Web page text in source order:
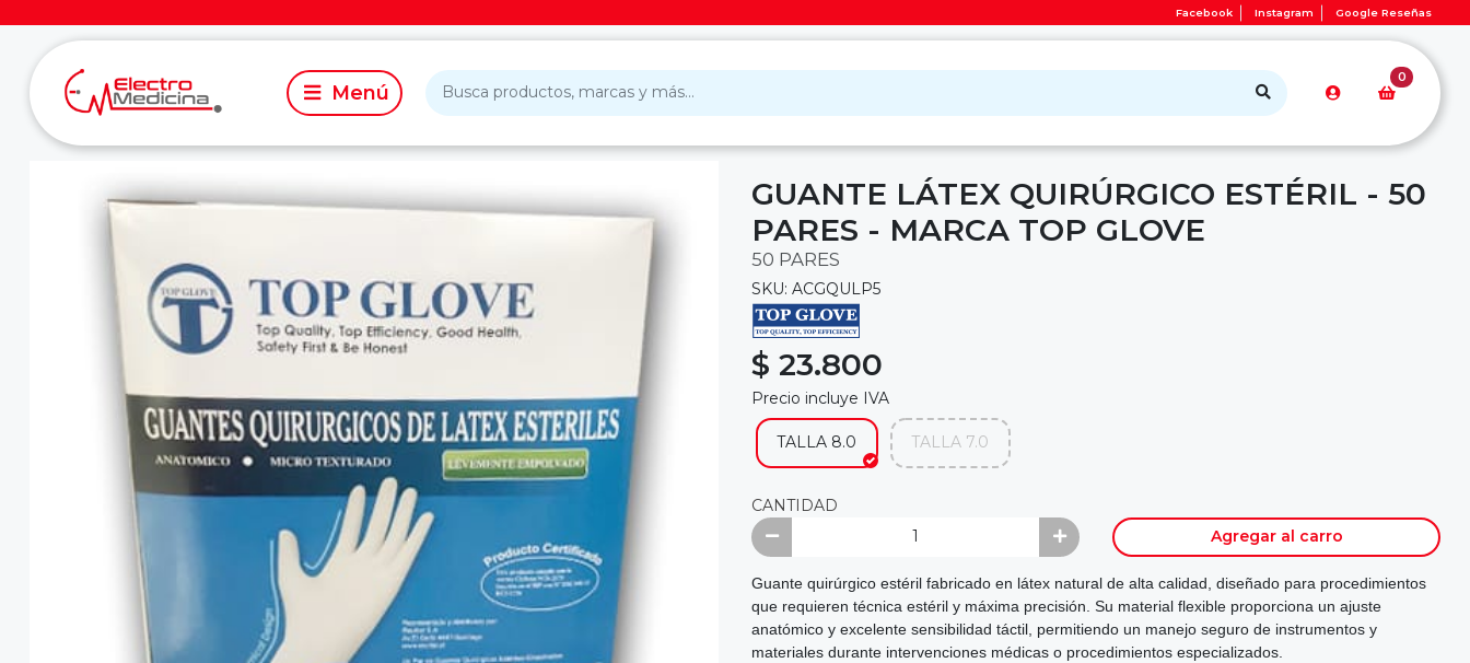
Facebook Instagram Google Reseñas
0
GUANTE LÁTEX QUIRÚRGICO ESTÉRIL - 50
PARES - MARCA TOP GLOVE
50 PARES
SKU: ACGQULP5
$ 23.800
Precio incluye IVA
TALLA 8.0 TALLA 7.0
CANTIDAD
Agregar al carro
Guante quirúrgico estéril fabricado en látex natural de alta calidad, diseñado para procedimientos
que requieren técnica estéril y máxima precisión. Su material flexible proporciona un ajuste
anatómico y excelente sensibilidad táctil, permitiendo un manejo seguro de instrumentos y
materiales durante intervenciones médicas o procedimientos especializados.